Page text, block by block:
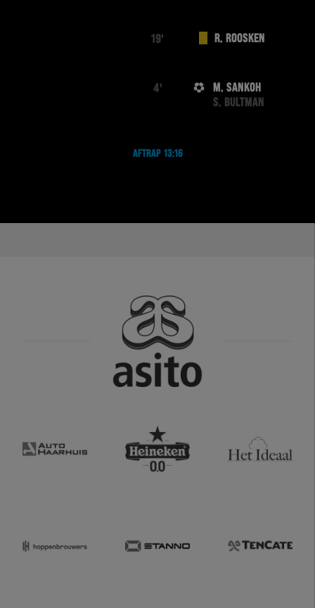
19' R. ROOSKEN
4'
M. SANKOH
S. BULTMAN
AFTRAP 13:16